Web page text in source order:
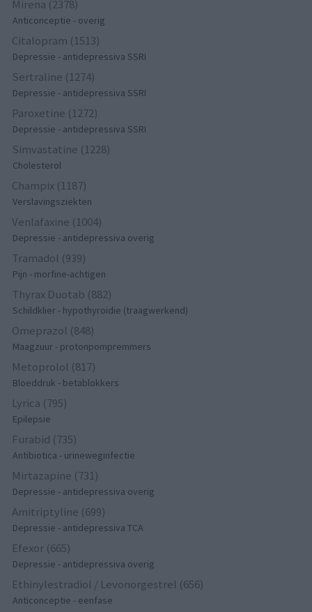
Mirena (2378)
Anticonceptie - overig
Citalopram (1513)
Depressie - antidepressiva SSRI
Sertraline (1274)
Depressie - antidepressiva SSRI
Paroxetine (1272)
Depressie - antidepressiva SSRI
Simvastatine (1228)
Cholesterol
Champix (1187)
Verslavingsziekten
Venlafaxine (1004)
Depressie - antidepressiva overig
Tramadol (939)
Pijn - morfine-achtigen
Thyrax Duotab (882)
Schildklier - hypothyroidie (traagwerkend)
Omeprazol (848)
Maagzuur - protonpompremmers
Metoprolol (817)
Bloeddruk - betablokkers
Lyrica (795)
Epilepsie
Furabid (735)
Antibiotica - urineweginfectie
Mirtazapine (731)
Depressie - antidepressiva overig
Amitriptyline (699)
Depressie - antidepressiva TCA
Efexor (665)
Depressie - antidepressiva overig
Ethinylestradiol / Levonorgestrel (656)
Anticonceptie - eenfase